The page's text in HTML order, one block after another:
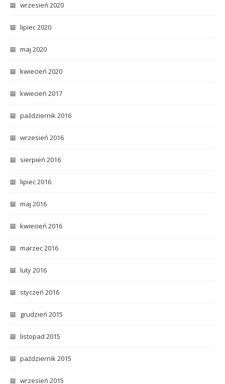
wrzesień 2020
lipiec 2020
maj 2020
kwiecień 2020
kwiecień 2017
październik 2016
wrzesień 2016
sierpień 2016
lipiec 2016
maj 2016
kwiecień 2016
marzec 2016
luty 2016
styczeń 2016
grudzień 2015
listopad 2015
październik 2015
wrzesień 2015